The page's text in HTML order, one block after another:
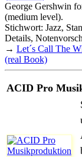
George Gershwin
(medium level).
Stichwort: Jazz,
Details,
→ Let´s Call The
(real Book)
ACID Pro